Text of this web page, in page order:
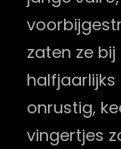
zaten ze
onrustig,
vingertjes